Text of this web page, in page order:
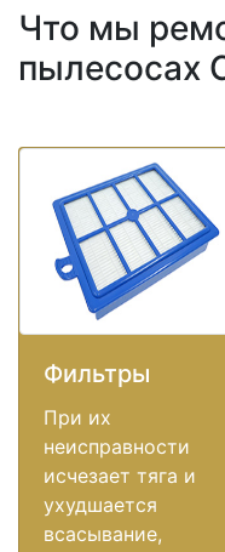
Что мы
пылесосах
Фильтры
При их
неисправности
исчезает тяга и
ухудшается
всасывание,